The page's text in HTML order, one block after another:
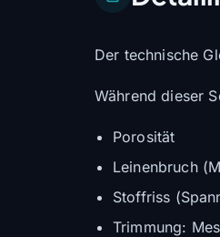
Der technische
Während dieser
Porosität
Leinenbruch
Stoffriss
Trimmung: